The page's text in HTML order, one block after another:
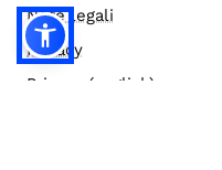
Note legali
Privacy
Privacy (english)